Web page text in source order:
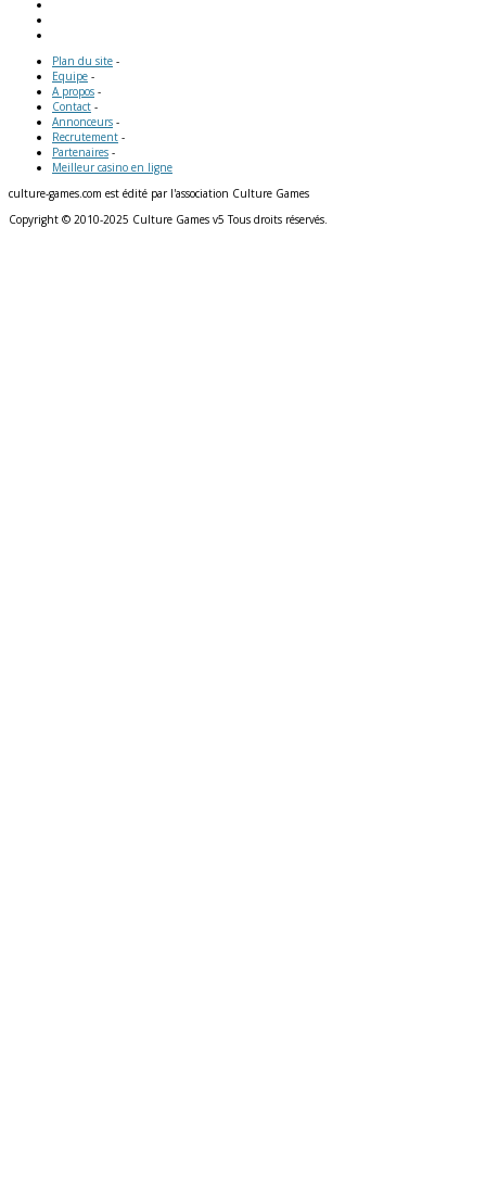
Plan du site -
Equipe -
A propos -
Contact -
Annonceurs -
Recrutement -
Partenaires -
Meilleur casino en ligne
culture-games.com est édité par l'association Culture Games
Copyright © 2010-2025 Culture Games v5 Tous droits réservés.